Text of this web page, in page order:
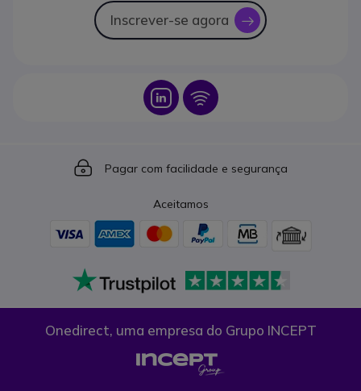
Inscrever-se agora icon
Icon Icon
Icon
Pagar com facilidade e segurança
Aceitamos
Onedirect, uma empresa do Grupo INCEPT